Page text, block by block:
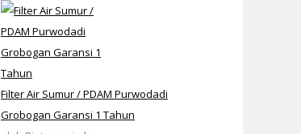
Filter Air Sumur / PDAM Purwodadi
Grobogan Garansi 1 Tahun